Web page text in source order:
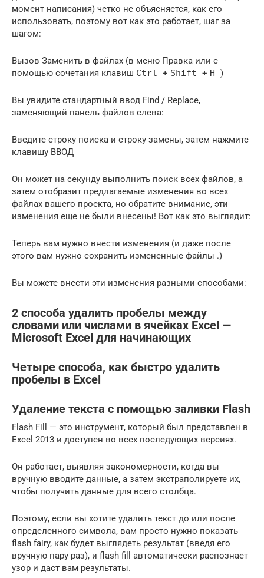
момент написания) четко не объясняется, как его
использовать, поэтому вот как это работает, шаг за
шагом:
Вызов Заменить в файлах (в меню Правка или с
помощью сочетания клавиш Ctrl + Shift + H )
Вы увидите стандартный ввод Find / Replace,
заменяющий панель файлов слева:
Введите строку поиска и строку замены, затем нажмите
клавишу ВВОД
Он может на секунду выполнить поиск всех файлов, а
затем отобразит предлагаемые изменения во всех
файлах вашего проекта, но обратите внимание, эти
изменения еще не были внесены! Вот как это выглядит:
Теперь вам нужно внести изменения (и даже после
этого вам нужно сохранить измененные файлы .)
Вы можете внести эти изменения разными способами:
2 способа удалить пробелы между
словами или числами в ячейках Excel —
Microsoft Excel для начинающих
Четыре способа, как быстро удалить
пробелы в Excel
Удаление текста с помощью заливки Flash
Flash Fill — это инструмент, который был представлен в
Excel 2013 и доступен во всех последующих версиях.
Он работает, выявляя закономерности, когда вы
вручную вводите данные, а затем экстраполируете их,
чтобы получить данные для всего столбца.
Поэтому, если вы хотите удалить текст до или после
определенного символа, вам просто нужно показать
flash fairy, как будет выглядеть результат (введя его
вручную пару раз), и flash fill автоматически распознает
узор и даст вам результаты.